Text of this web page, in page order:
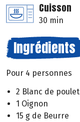
Cuisson
30 min
Ingrédients
Pour 4 personnes
2 Blanc de poulet
1 Oignon
15 g de Beurre